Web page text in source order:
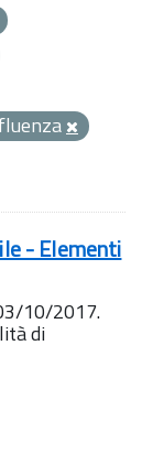
- Elementi
10/2017.
di